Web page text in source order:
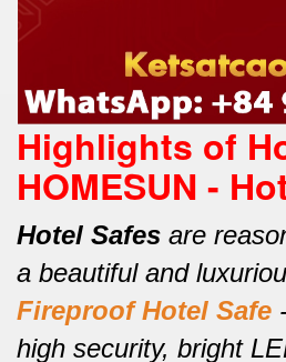
Highlights of
HOMESUN -
Hotel Safes are
a beautiful and
Fireproof Hotel Safe
high security, bright